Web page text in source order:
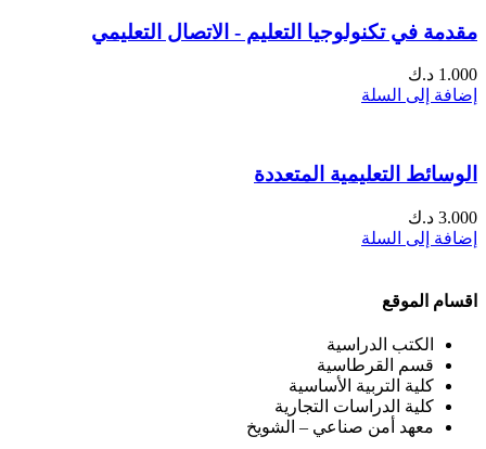
مقدمة في تكنولوجيا التعليم - الاتصال التعليمي
1.000 د.ك
إضافة إلى السلة
الوسائط التعليمية المتعددة
3.000 د.ك
إضافة إلى السلة
اقسام الموقع
الكتب الدراسية
قسم القرطاسية
كلية التربية الأساسية
كلية الدراسات التجارية
معهد أمن صناعي – الشويخ